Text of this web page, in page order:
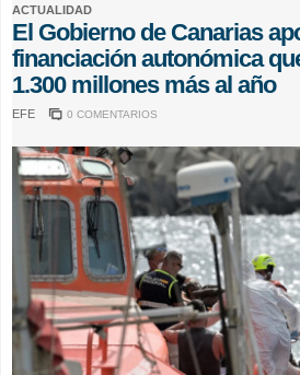
ACTUALIDAD
El Gobierno de Canarias
financiación autonómica
1.300 millones más al año
EFE 0 COMENTARIOS